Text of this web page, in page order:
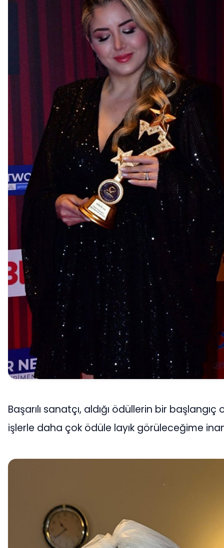
Başarılı sanatçı, aldığı ödüllerin bir
işlerle daha çok ödüle layık görüleceğime